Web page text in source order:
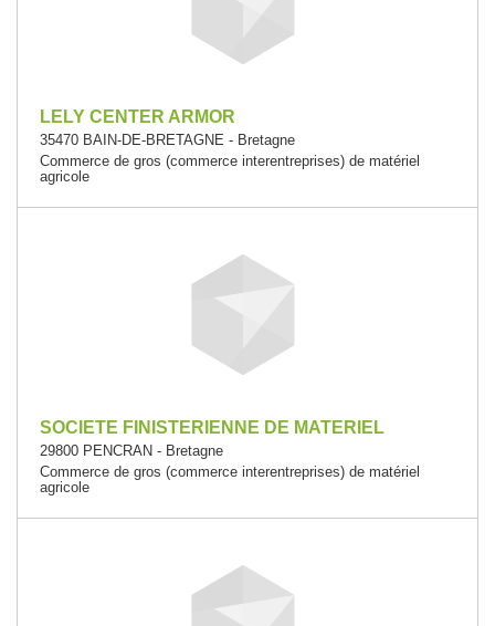
LELY CENTER ARMOR
35470 BAIN-DE-BRETAGNE - Bretagne
Commerce de gros (commerce interentreprises) de matériel
agricole
SOCIETE FINISTERIENNE DE MATERIEL
29800 PENCRAN - Bretagne
Commerce de gros (commerce interentreprises) de matériel
agricole